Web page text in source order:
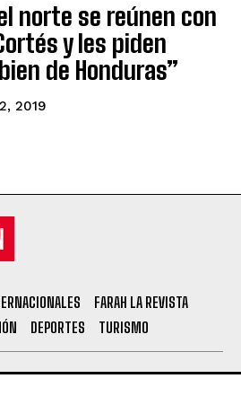
norte se reúnen con
y les piden
de Honduras”
2019
FARAH LA REVISTA
DEPORTES TURISMO